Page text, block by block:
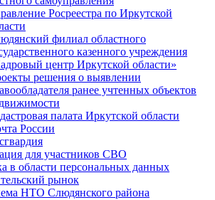
Росреестра по Иркутской
филиал областного
казенного учреждения
центр Иркутской области»
решения о выявлении
ранее учтенных объектов
палата Иркутской области
России
для участников СВО
в области персональных данных
рынок
НТО Слюдянского района